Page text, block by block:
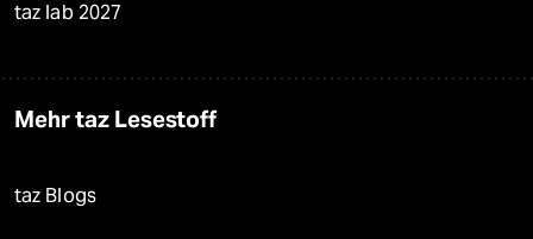
taz lab 2027
Mehr taz Lesestoff
taz Blogs